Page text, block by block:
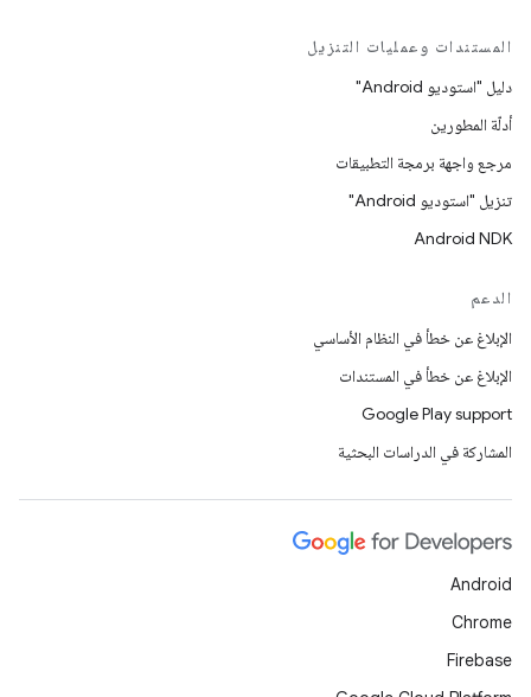
المستندات وعمليات التنزيل
دليل "استوديو Android"
أدلّة المطورين
مرجع واجهة برمجة التطبيقات
تنزيل "استوديو Android"
Android NDK
الدعم
الإبلاغ عن خطأ في النظام الأساسي
الإبلاغ عن خطأ في المستندات
Google Play support
المشاركة في الدراسات البحثية
Android
Chrome
Firebase